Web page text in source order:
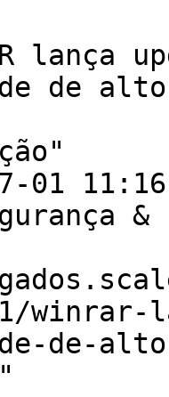
lança
de
01
de-